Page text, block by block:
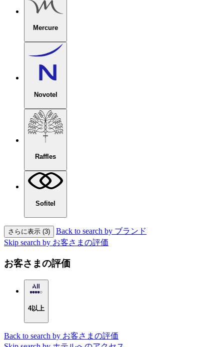
Mercure
Novotel
Raffles
Sofitel
さらに表示 (3)
Back to search by ブランド
Skip search by お客さまの評価
お客さまの評価
4以上
Back to search by お客さまの評価